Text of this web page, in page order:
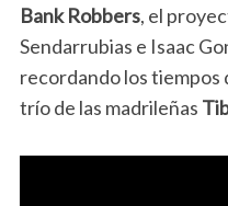
Bank Robbers, el
Sendarrubias e Isaac
recordando los
trío de las madrileñas